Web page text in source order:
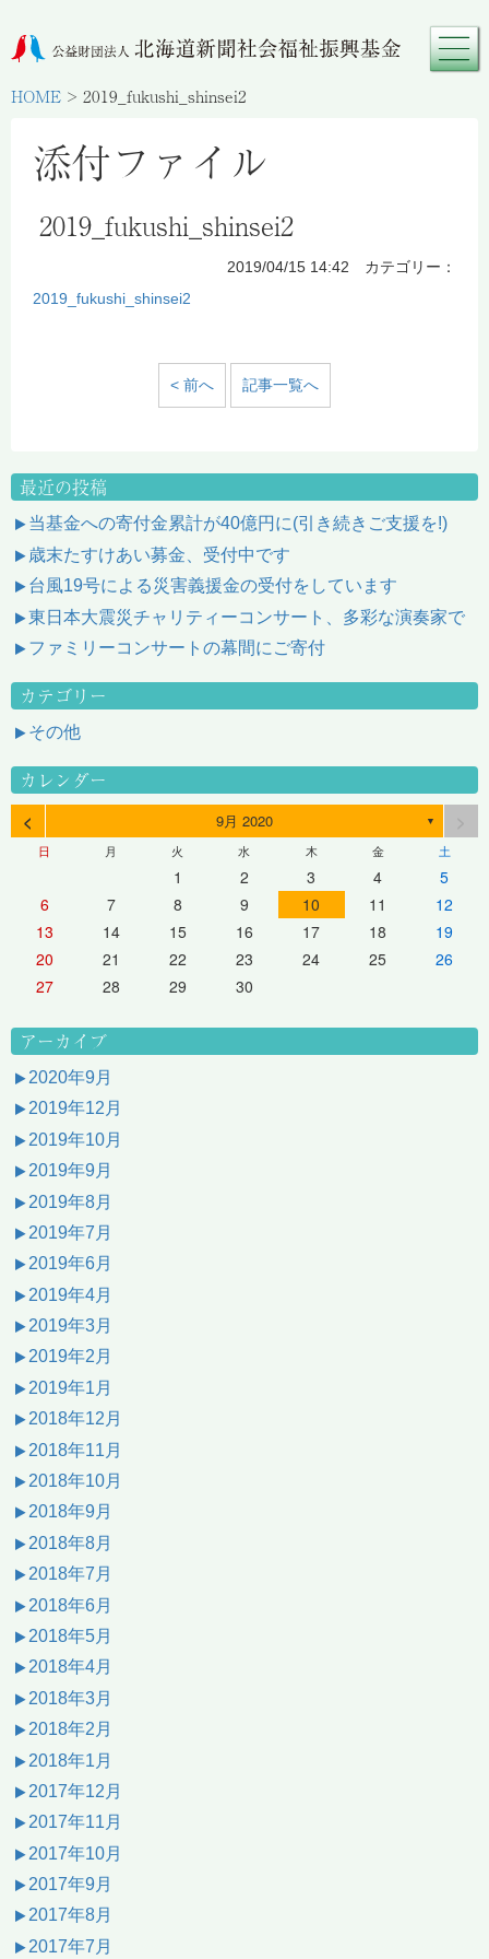
HOME > 2019_fukushi_shinsei2
添付ファイル
2019_fukushi_shinsei2
2019/04/15 14:42 カテゴリー：
2019_fukushi_shinsei2
< 前へ 記事一覧へ
最近の投稿
当基金への寄付金累計が40億円に(引き続きご支援を!)
歳末たすけあい募金、受付中です
台風19号による災害義援金の受付をしています
東日本大震災チャリティーコンサート、多彩な演奏家で
ファミリーコンサートの幕間にご寄付
カテゴリー
その他
カレンダー
< 9月 2020 ▼
日 月 火 水 木 金 土
1 2 3 4
5
6
7 8 9 10 11
12
13
14 15 16 17 18
19
20
21 22 23 24 25
26
27
28 29 30
アーカイブ
2020年9月
2019年12月
2019年10月
2019年9月
2019年8月
2019年7月
2019年6月
2019年4月
2019年3月
2019年2月
2019年1月
2018年12月
2018年11月
2018年10月
2018年9月
2018年8月
2018年7月
2018年6月
2018年5月
2018年4月
2018年3月
2018年2月
2018年1月
2017年12月
2017年11月
2017年10月
2017年9月
2017年8月
2017年7月